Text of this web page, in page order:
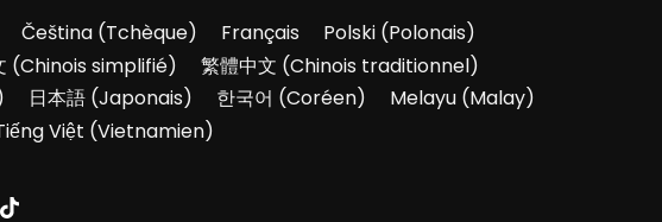
Čeština(Tchèque) Français Polski(Polonais)
(Chinois simplifié) 繁體中文 (Chinois traditionnel)
日本語(Japonais) 한국어 (Coréen) Melayu(Malay)
Việt (Vietnamien)